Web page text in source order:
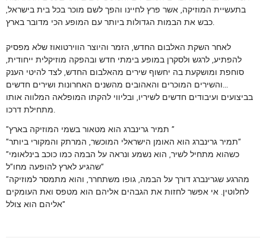
בתעשיית המוזיקה, אשר פרץ לחיינו והפך לשם מוכר בכל בית בישראל,
כבש את הבמות הגדולות ביותר עם המופע הכי מדובר בארץ.
לאחר השקת האלבום החדש, הזמר והיוצר הווירטואוז שלא מפסיק
להפתיע, לרגש ולסקרן במופע בימתי חדש ובהפקה מוזיקלית ייחודית,
סוחפת ומושקעת בה יחשוף שירים מהאלבום החדש, לצד להיטי הענק
והשירים המוכרים והאהובים מהשנים האחרונות ושירים חדשים...
בביצועים ועיבודים חדשים לשיריו, ובליווי להקתו המופלאה המלווה אותו
מתחילת דרכו.
"תמיר גרינברג הוא מטאור בשמי המוזיקה בארץ "
"תמיר גרינברג הוא האומן הישראלי המוכשר, המרתק והמקורי ביותר"
"כשהוא מתחיל לשיר, הוא נשמע ונראה על הבמה כמו כוכב בינלאומי
שהגיע לארץ להופעה מחו"ל"
"מהרגע שגרינברג דורך על הבמה, גופו משתחרר, והוא מתמסר למוזיקה
לחלוטין. אי אפשר לחזות את הגבהים אליהם הוא מטפס ואת העומקים
אליהם הוא צולל"